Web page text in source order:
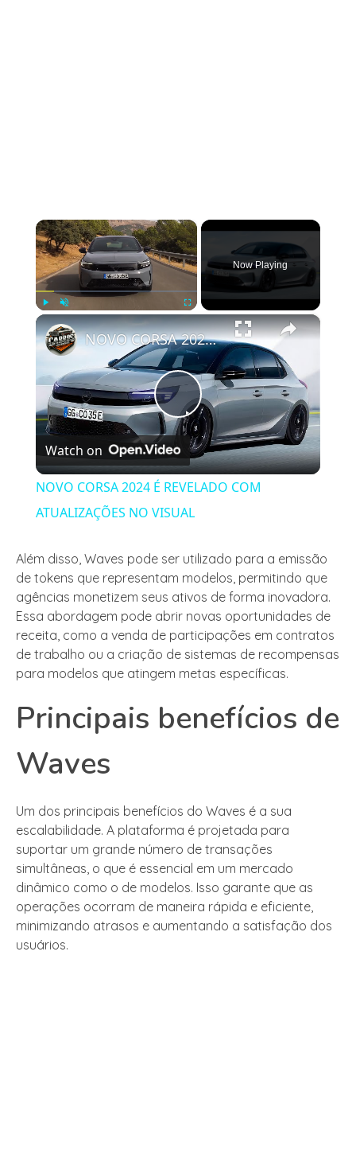
×
Now Playing
×
Play
Video
NOVO CORSA 2024 É REVELADO COM ATUALIZAÇÕES NO VISUAL
Watch on
NOVO CORSA 2024 É REVELADO COM
ATUALIZAÇÕES NO VISUAL
Além disso, Waves pode ser utilizado para a emissão
de tokens que representam modelos, permitindo que
agências monetizem seus ativos de forma inovadora.
Essa abordagem pode abrir novas oportunidades de
receita, como a venda de participações em contratos
de trabalho ou a criação de sistemas de recompensas
para modelos que atingem metas específicas.
Principais benefícios de
Waves
Um dos principais benefícios do Waves é a sua
escalabilidade. A plataforma é projetada para
suportar um grande número de transações
simultâneas, o que é essencial em um mercado
dinâmico como o de modelos. Isso garante que as
operações ocorram de maneira rápida e eficiente,
minimizando atrasos e aumentando a satisfação dos
usuários.